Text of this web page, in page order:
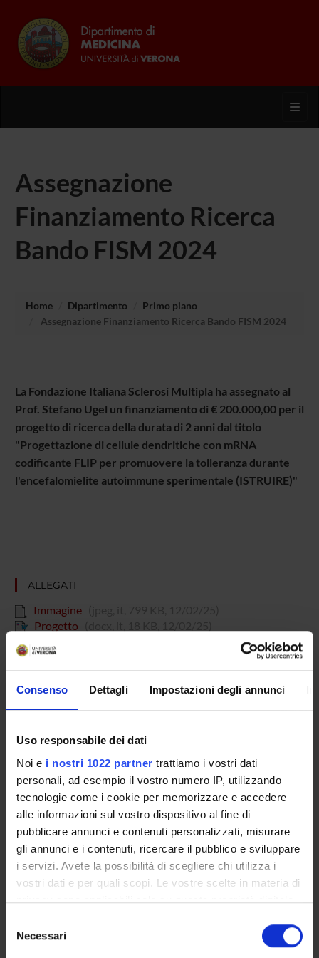
Consenso Dettagli Impostazioni degli annunci
Uso responsabile dei dati
Noi e i nostri 1022 partner trattiamo i vostri dati
personali, ad esempio il vostro numero IP, utilizzando
tecnologie come i cookie per memorizzare e accedere
alle informazioni sul vostro dispositivo al fine di
pubblicare annunci e contenuti personalizzati, misurare
gli annunci e i contenuti, ricercare il pubblico e sviluppare
i servizi. Avete la possibilità di scegliere chi utilizza i
vostri dati e per quali scopi. Le vostre scelte in materia di
privacy sono applicabili solo su questa proprietà digitale
modificare o revocare il proprio consenso in qualsiasi
momento dalla Dichiarazione sui cookie o facendo clic
delNecessari
Assegnazione
Finanziamento Ricerca
Bando FISM 2024
Home Dipartimento
Primo piano
Assegnazione Finanziamento Ricerca Bando FISM 2024
La Fondazione Italiana Sclerosi Multipla ha assegnato al
Prof. Stefano Ugel un finanziamento di € 200.000,00 per il
progetto di ricerca della durata di 2 anni dal titolo
"Progettazione di cellule dendritiche con mRNA
codificante FLIP per promuovere la tolleranza durante
l'encefalomielite autoimmune sperimentale (ISTRUIRE)"
ALLEGATI
Immagine
Progetto
Referente
Stefano Ugel
Dipartimento
ORGANIZZAZIONE
GOVERNANCE
UFFICI E STRUTTURE DI SERVIZIO